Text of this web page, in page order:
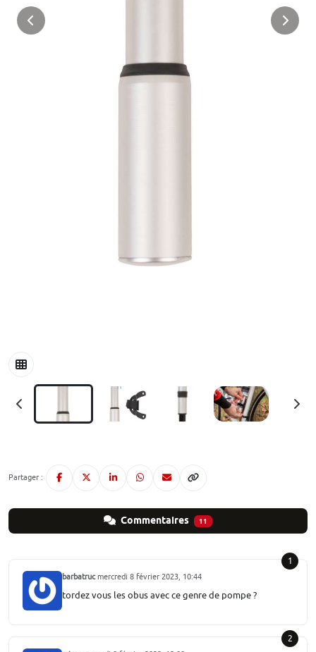
Partager :
Commentaires 11
1
barbatrucmercredi 8 février 2023, 10:44
tordez vous les obus avec ce genre de pompe ?
2